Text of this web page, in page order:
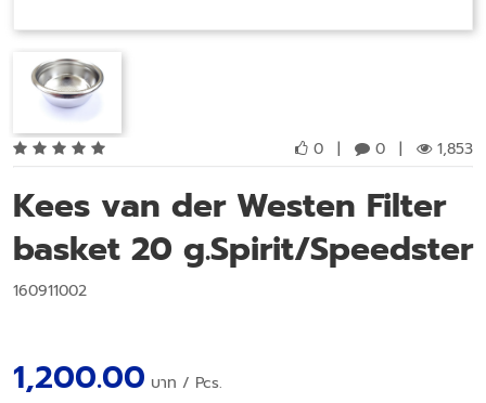
0 | 0 | 1,853
Kees van der Westen Filter
basket 20 g.Spirit/Speedster
160911002
1,200.00 บาท / Pcs.